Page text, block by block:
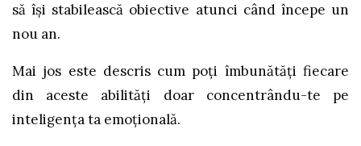
să își stabilească obiective atunci când începe un
nou an.
Mai jos este descris cum poți îmbunătăți fiecare
din aceste abilități doar concentrându-te pe
inteligența ta emoțională.